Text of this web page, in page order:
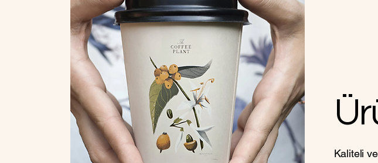
Kaliteli ve